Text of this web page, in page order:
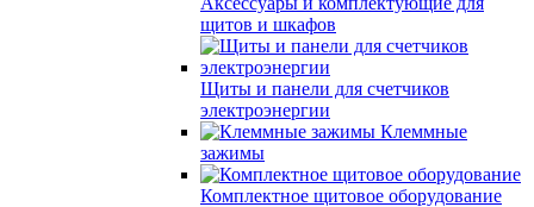
щитов и шкафов
Щиты и панели для счетчиков
электроэнергии
Клеммные
зажимы
Комплектное щитовое оборудование